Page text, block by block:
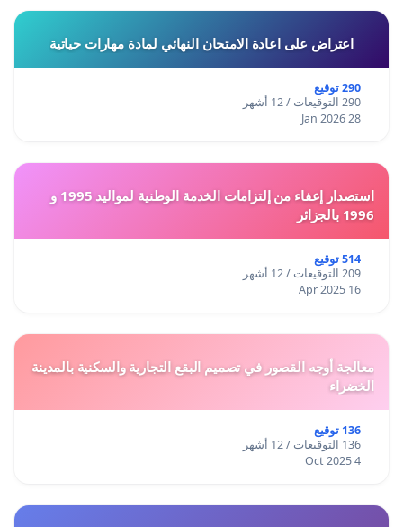
اعتراض على اعادة الامتحان النهائي لمادة مهارات حياتية
290 توقيع
290 التوقيعات / 12 أشهر
28 Jan 2026
استصدار إعفاء من إلتزامات الخدمة الوطنية لمواليد 1995 و
1996 بالجزائر
514 توقيع
209 التوقيعات / 12 أشهر
16 Apr 2025
معالجة أوجه القصور في تصميم البقع التجارية والسكنية بالمدينة
الخضراء
136 توقيع
136 التوقيعات / 12 أشهر
4 Oct 2025